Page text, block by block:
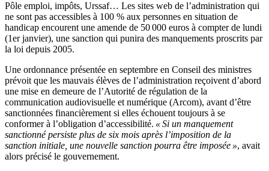
Pôle emploi, impôts, Urssaf… Les sites web de l’administration qui
ne sont pas accessibles à 100 % aux personnes en situation de
handicap encourent une amende de 50 000 euros à compter de lundi
(1er janvier), une sanction qui punira des manquements proscrits par
la loi depuis 2005.
Une ordonnance présentée en septembre en Conseil des ministres
prévoit que les mauvais élèves de l’administration reçoivent d’abord
une mise en demeure de l’Autorité de régulation de la
communication audiovisuelle et numérique (Arcom), avant d’être
sanctionnées financièrement si elles échouent toujours à se
conformer à l’obligation d’accessibilité. « Si un manquement
sanctionné persiste plus de six mois après l’imposition de la
sanction initiale, une nouvelle sanction pourra être imposée », avait
alors précisé le gouvernement.